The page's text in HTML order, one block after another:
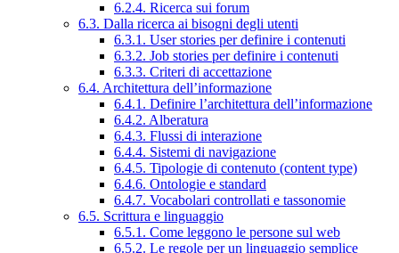
6.2.4. Ricerca sui forum
6.3. Dalla ricerca ai bisogni degli utenti
6.3.1. User stories per definire i contenuti
6.3.2. Job stories per definire i contenuti
6.3.3. Criteri di accettazione
6.4. Architettura dell’informazione
6.4.1. Definire l’architettura dell’informazione
6.4.2. Alberatura
6.4.3. Flussi di interazione
6.4.4. Sistemi di navigazione
6.4.5. Tipologie di contenuto (content type)
6.4.6. Ontologie e standard
6.4.7. Vocabolari controllati e tassonomie
6.5. Scrittura e linguaggio
6.5.1. Come leggono le persone sul web
6.5.2. Le regole per un linguaggio semplice